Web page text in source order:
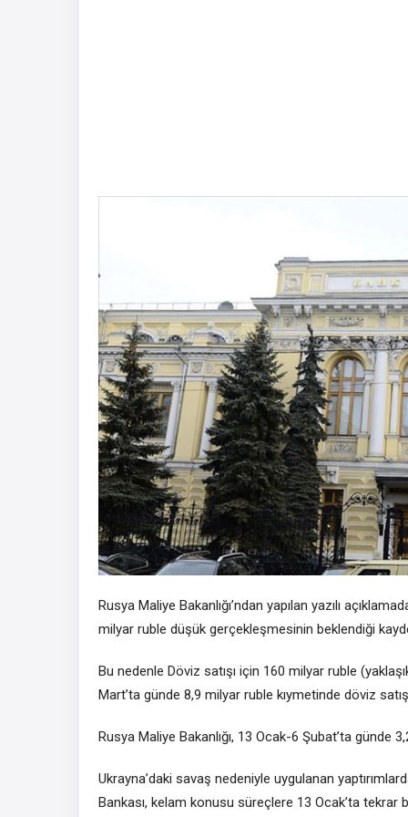
Rusya Maliye Bakanlığı’ndan yapılan yazılı
milyar ruble düşük gerçekleşmesinin beklendiği
Bu nedenle Döviz satışı için 160 milyar ruble
Mart’ta günde 8,9 milyar ruble kıymetinde döviz
Rusya Maliye Bakanlığı, 13 Ocak-6 Şubat’ta günde
Ukrayna’daki savaş nedeniyle uygulanan
Bankası, kelam konusu süreçlere 13 Ocak’ta tekrar